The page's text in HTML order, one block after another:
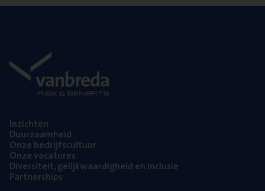
Inzich­ten
Duur­zaam­heid
Onze bedrijfs­cul­tuur
Onze vaca­tu­res
Diver­si­teit, gelijk­waar­dig­heid en inclusie
Part­ner­ships